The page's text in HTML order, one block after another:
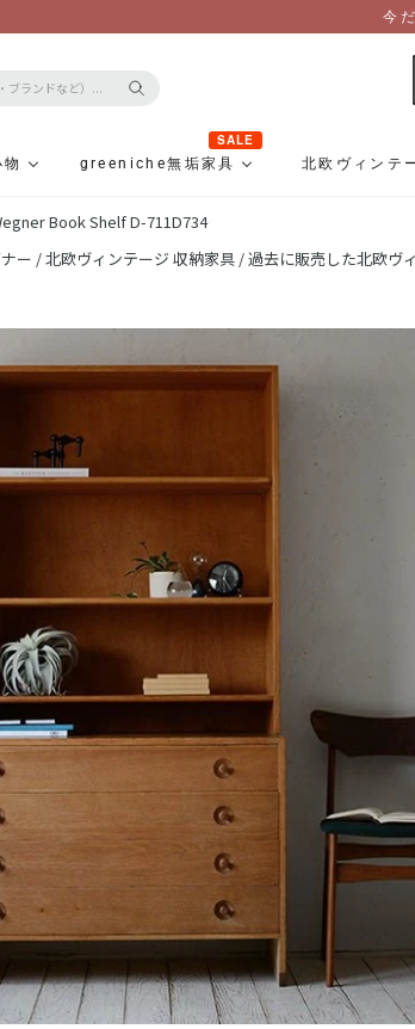
今
greeniche無垢家具
SALE
北欧ヴィンテ
Book Shelf D-711D734
ー /北欧ヴィンテージ 収納家具 /過去に販売した北欧ヴ